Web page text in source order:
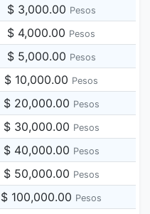
$ 3,000.00 Pesos
$ 4,000.00 Pesos
$ 5,000.00 Pesos
$ 10,000.00 Pesos
$ 20,000.00 Pesos
$ 30,000.00 Pesos
$ 40,000.00 Pesos
$ 50,000.00 Pesos
$ 100,000.00 Pesos